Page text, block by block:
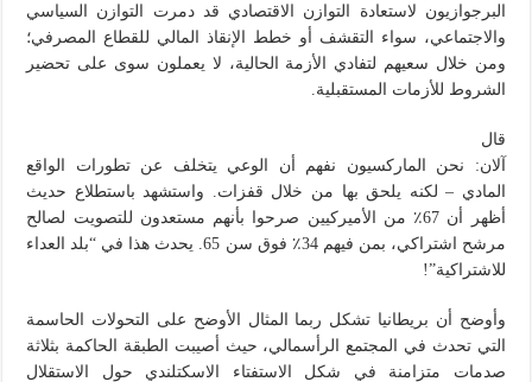
البرجوازيون لاستعادة التوازن الاقتصادي قد دمرت التوازن السياسي
والاجتماعي، سواء التقشف أو خطط الإنقاذ المالي للقطاع المصرفي؛
ومن خلال سعيهم لتفادي الأزمة الحالية، لا يعملون سوى على تحضير
الشروط للأزمات المستقبلية.
قال
آلان: نحن الماركسيون نفهم أن الوعي يتخلف عن تطورات الواقع
المادي – لكنه يلحق بها من خلال قفزات. واستشهد باستطلاع حديث
أظهر أن 67٪ من الأميركيين صرحوا بأنهم مستعدون للتصويت لصالح
مرشح اشتراكي، بمن فيهم 34٪ فوق سن 65. يحدث هذا في “بلد العداء
للاشتراكية”!
وأوضح أن بريطانيا تشكل ربما المثال الأوضح على التحولات الحاسمة
التي تحدث في المجتمع الرأسمالي، حيث أصيبت الطبقة الحاكمة بثلاثة
صدمات متزامنة في شكل الاستفتاء الاسكتلندي حول الاستقلال